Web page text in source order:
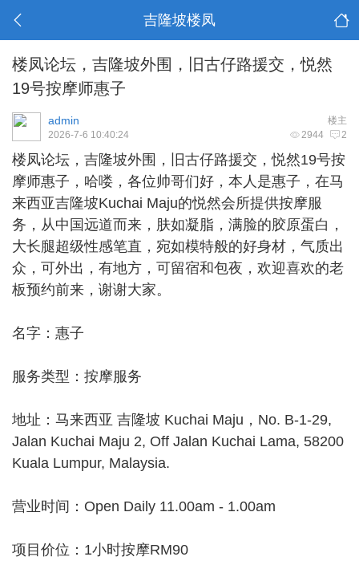
吉隆坡楼凤
楼凤论坛，吉隆坡外围，旧古仔路援交，悦然
19号按摩师惠子
楼主
admin
2944 2
2026-7-6 10:40:24
楼凤论坛， 吉隆坡外围 ，旧古仔路援交，悦然19号按
摩师惠子，哈喽，各位帅哥们好，本人是惠子，在马
来西亚吉隆坡Kuchai Maju的悦然会所提供按摩服
务，从中国远道而来，肤如凝脂，满脸的胶原蛋白，
大长腿超级性感笔直，宛如模特般的好身材，气质出
众，可外出，有地方，可留宿和包夜，欢迎喜欢的老
板预约前来，谢谢大家。
名字：惠子
服务类型：按摩服务
地址：马来西亚 吉隆坡 Kuchai Maju，No. B-1-29,
Jalan Kuchai Maju 2, Off Jalan Kuchai Lama, 58200
Kuala Lumpur, Malaysia.
营业时间：Open Daily 11.00am - 1.00am
项目价位：1小时按摩RM90